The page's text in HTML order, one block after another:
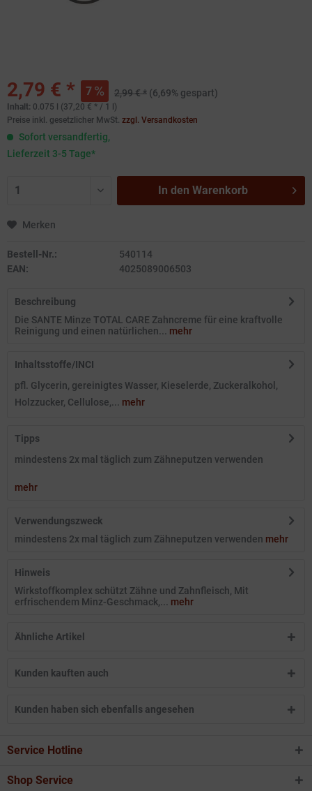
2,79 € * 7 2,99 € * (6,69% gespart)
Inhalt: 0.075 l (37,20 € * / 1 l)
Preise inkl. gesetzlicher MwSt. zzgl. Versandkosten
Sofort versandfertig,
Lieferzeit 3-5 Tage*
In den Warenkorb
Merken
Bestell-Nr.:
540114
EAN:
4025089006503
Beschreibung
Die SANTE Minze TOTAL CARE Zahncreme für eine kraftvolle
Reinigung und einen natürlichen... mehr
Inhaltsstoffe/INCI
pfl. Glycerin, gereinigtes Wasser, Kieselerde, Zuckeralkohol,
Holzzucker, Cellulose,... mehr
Tipps
mindestens 2x mal täglich zum Zähneputzen verwenden
mehr
Verwendungszweck
mindestens 2x mal täglich zum Zähneputzen verwenden mehr
Hinweis
Wirkstoffkomplex schützt Zähne und Zahnfleisch, Mit
erfrischendem Minz-Geschmack,... mehr
Ähnliche Artikel
Kunden kauften auch
Kunden haben sich ebenfalls angesehen
Service Hotline
Shop Service